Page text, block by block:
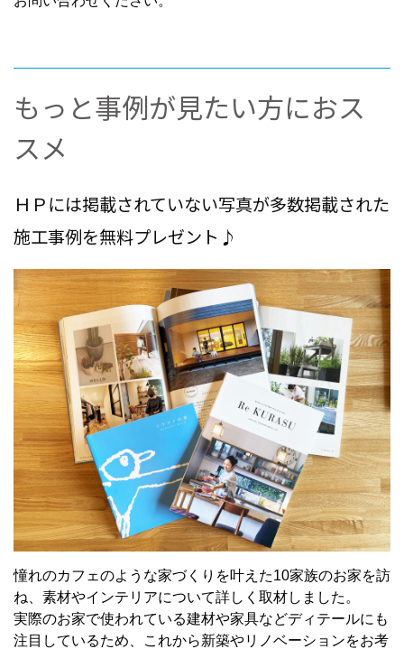
もっと事例が見たい方におス
スメ
ＨＰには掲載されていない写真が多数掲載された
施工事例を無料プレゼント♪
憧れのカフェのような家づくりを叶えた10家族のお家を訪
ね、素材やインテリアについて詳しく取材しました。
実際のお家で使われている建材や家具などディテールにも
注目しているため、これから新築やリノベーションをお考